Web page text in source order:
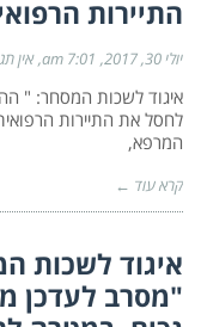
התיירות
יולי 30, 2017 7:01 am אין
איגוד לשכות המסחר: "
לחסל את התיירות
המרפא,
קרא עוד ←
איגוד לשכות
"מסרב לעדכן